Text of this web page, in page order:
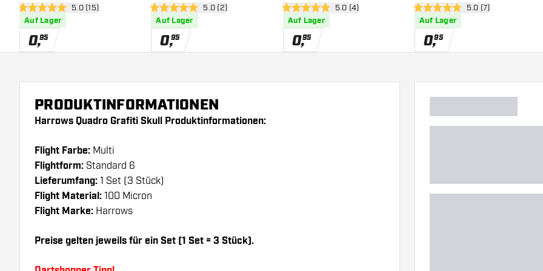
Bewertungsbereich öffnen
5 Bewertungssterne
5.0 (15)
Auf Lager
0,95
Bewertungsbereich öffnen
5 Bewertungssterne
5.0 (2)
Auf Lager
0,95
Bewertungsbereich öffnen
5 Bewertungssterne
5.0 (4)
Auf Lager
0,95
Bewertungsbereich
5 Bewertungssterne
5.0 (7)
Auf Lager
0,95
PRODUKTINFORMATIONEN
Harrows Quadro Grafiti Skull Produktinformationen:
Flight Farbe: Multi
Flightform: Standard 6
Lieferumfang: 1 Set (3 Stück)
Flight Material: 100 Micron
Flight Marke: Harrows
Preise gelten jeweils für ein Set (1 Set = 3 Stück).